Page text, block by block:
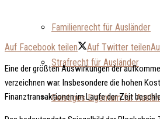
Familienrecht für Ausländer
Strafrecht für Ausländer
Geistiges Eigentum für
Auf Facebook teilen Auf Twitter teilen
Eine der größten Auswirkungen der
verzeichnen war. Insbesondere die hohen
Finanztransaktionen im Laufe der Zeit